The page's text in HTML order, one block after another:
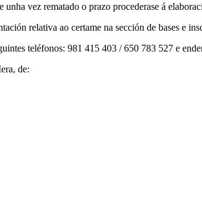
unha vez rematado o prazo procederase á
relativa ao certame na sección de bases e
teléfonos: 981 415 403 / 650 783 527 e
de: